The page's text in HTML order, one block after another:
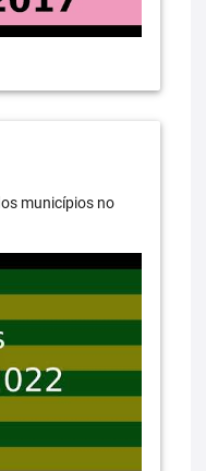
municípios no